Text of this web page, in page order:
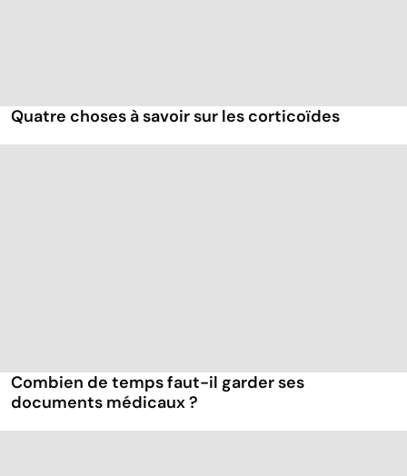
Quatre choses à savoir sur les corticoïdes
Combien de temps faut-il garder ses
documents médicaux ?